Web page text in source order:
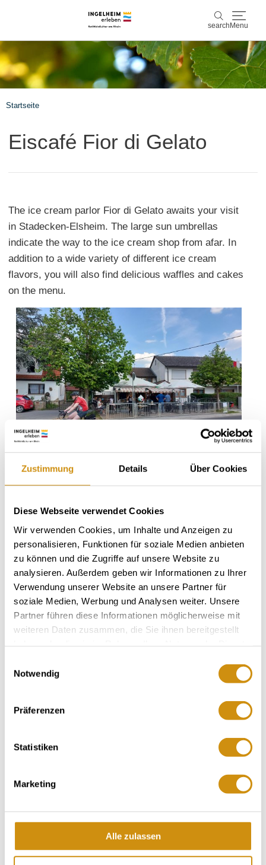
Zustimmung Details Über Cookies
Diese Webseite verwendet Cookies
Wir verwenden Cookies, um Inhalte und Anzeigen zu
personalisieren, Funktionen für soziale Medien anbieten
zu können und die Zugriffe auf unsere Website zu
analysieren. Außerdem geben wir Informationen zu Ihrer
Verwendung unserer Website an unsere Partner für
soziale Medien, Werbung und Analysen weiter. Unsere
Partner führen diese Informationen möglicherweise mit
weiteren Daten zusammen, die Sie ihnen bereitgestellt
Notwendig
Präferenzen
Statistiken
Marketing
Alle zulassen
search Menu
search
Discover & experience
AccommodationsBook experiences
Startseite
Eiscafé Fior di Gelato
The ice cream parlor Fior di Gelato awaits your visit
in Stadecken-Elsheim. The large sun umbrellas
indicate the way to the ice cream shop from afar. In
addition to a wide variety of different ice cream
flavors, you will also find delicious waffles and cakes
on the menu.
Opening hours Contact
Further Information & Downloads
Opening hours
Friday